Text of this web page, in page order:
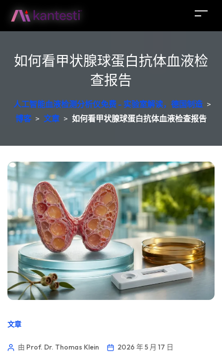
如何看甲状腺球蛋白抗体血液检
查报告
人工智能血液检测分析仪免费 - 实验室解读，德国制造 >
博客 > 文章 > 如何看甲状腺球蛋白抗体血液检查报告
文章
由 Prof. Dr. Thomas Klein
2026 年 5 月 17 日